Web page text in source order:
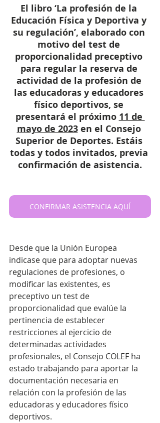
El libro ‘La profesión de la
Educación Física y Deportiva y
su regulación’, elaborado con
motivo del test de
proporcionalidad preceptivo
para regular la reserva de
actividad de la profesión de
las educadoras y educadores
físico deportivos, se
presentará el próximo 11 de
mayo de 2023 en el Consejo
Superior de Deportes. Estáis
todas y todos invitados, previa
confirmación de asistencia.
CONFIRMAR ASISTENCIA AQUÍ
Desde que la Unión Europea
indicase que para adoptar nuevas
regulaciones de profesiones, o
modificar las existentes, es
preceptivo un test de
proporcionalidad que evalúe la
pertinencia de establecer
restricciones al ejercicio de
determinadas actividades
profesionales, el Consejo COLEF ha
estado trabajando para aportar la
documentación necesaria en
relación con la profesión de las
educadoras y educadores físico
deportivos.